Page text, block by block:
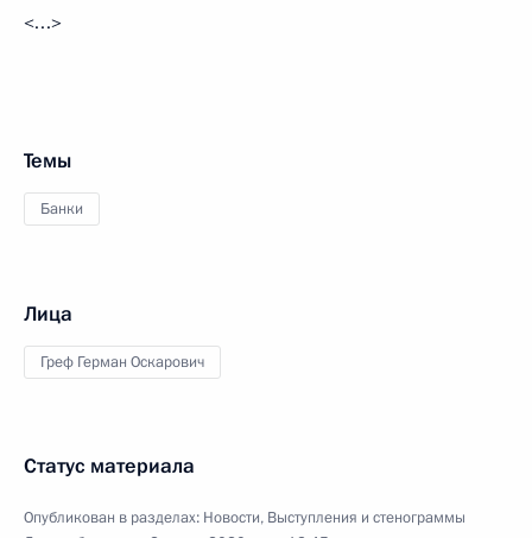
<…>
Темы
Банки
Лица
Греф Герман Оскарович
Статус материала
Опубликован в разделах: Новости, Выступления и стенограммы